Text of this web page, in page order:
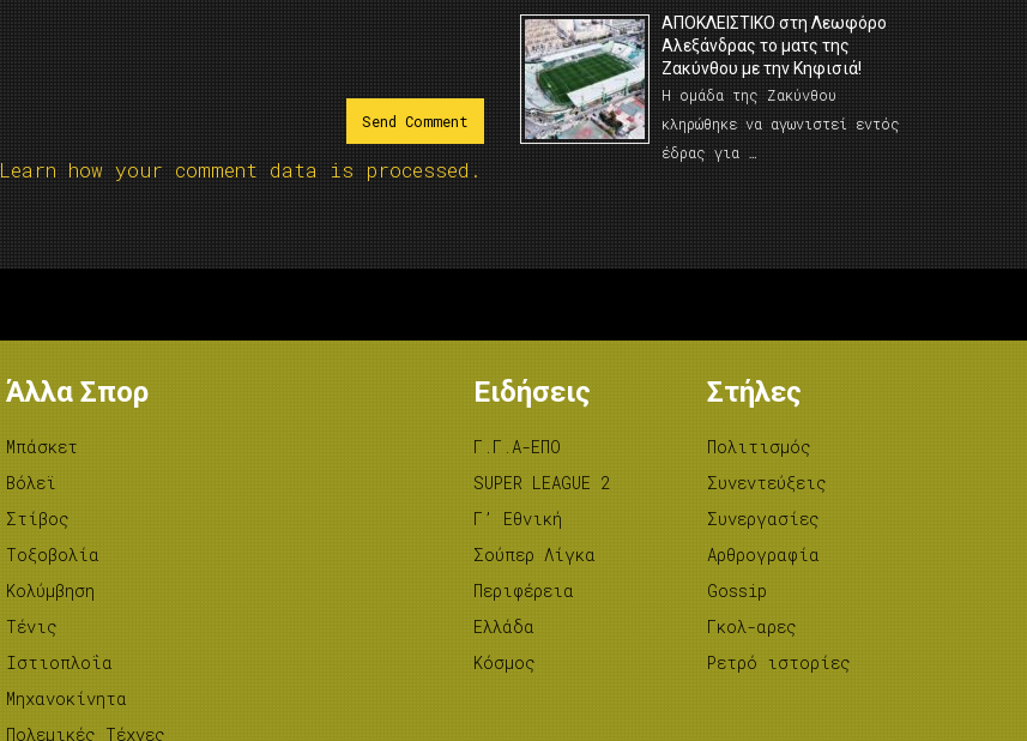
Learn how your comment data is processed.
AΠΟΚΛΕΙΣΤΙΚΟ στη Λεωφόρο
Αλεξάνδρας το ματς της
Ζακύνθου με την Κηφισιά!
Η ομάδα της Ζακύνθου
κληρώθηκε να αγωνιστεί εντός
έδρας για …
Άλλα Σπορ
Μπάσκετ
Βόλεϊ
Στίβος
Tοξοβολία
Κολύμβηση
Τένις
Ιστιοπλοΐα
Μηχανοκίνητα
Πολεμικές Τέχνες
Ειδήσεις
Γ.Γ.Α-ΕΠΟ
SUPER LEAGUE 2
Γ’ Εθνική
Σούπερ Λίγκα
Περιφέρεια
Ελλάδα
Κόσμος
Στήλες
Πολιτισμός
Συνεντεύξεις
Συνεργασίες
Αρθρογραφία
Gossip
Γκολ-αρες
Ρετρό ιστορίες